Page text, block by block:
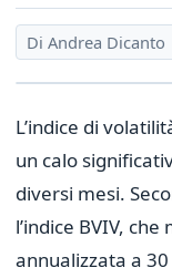
Di Andrea Dicanto
L’indice di
un calo
diversi mesi.
l’indice BVIV,
annualizzata a